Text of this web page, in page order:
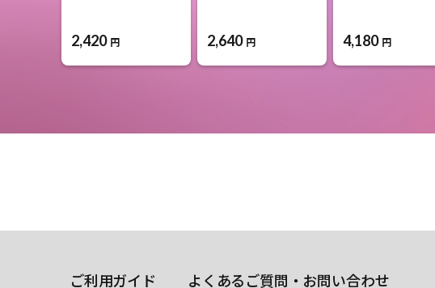
2,420 円 2,640 円 4,180 円
ご利用ガイド よくあるご質問・お問い合わせ